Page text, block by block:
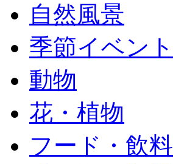
自然風景
季節イベント
動物
花・植物
フード・飲料